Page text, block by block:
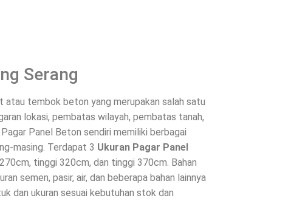
Serang
atau tembok beton yang merupakan salah satu
lokasi, pembatas wilayah, pembatas tanah,
Panel Beton sendiri memiliki berbagai
masing. Terdapat 3 Ukuran Pagar Panel
tinggi 320cm, dan tinggi 370cm. Bahan
semen, pasir, air, dan beberapa bahan lainnya
dan ukuran sesuai kebutuhan stok dan